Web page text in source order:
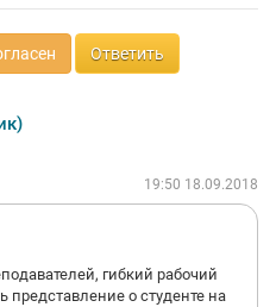
Ответить
19:50 18.09.2018
гибкий рабочий
представление о студенте на